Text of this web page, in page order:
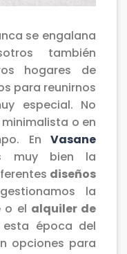
se engalana
también
hogares de
para reunirnos
especial. No
o en
En Vasane
muy bien la
diseños
la
o el alquiler de
esta época del
opciones para